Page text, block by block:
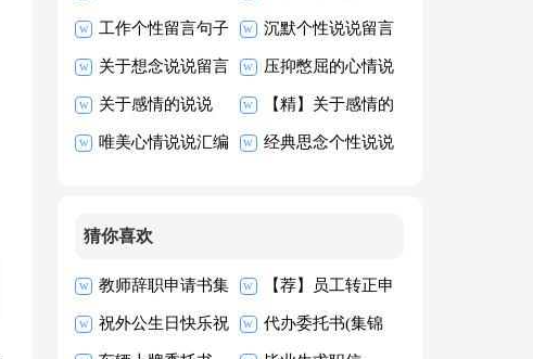
中演讲稿范文 篇
工作个性留言句子
汇总（精选80
句）
沉默个性说说留言
（通用30句）
关于想念说说留言
大全60句
压抑憋屈的心情说
说15篇
关于感情的说说
【热门】
【精】关于感情的
说说
唯美心情说说汇编 经典思念个性说说
猜你喜欢
教师辞职申请书集
合15篇
【荐】员工转正申
请书
祝外公生日快乐祝 代办委托书(集锦